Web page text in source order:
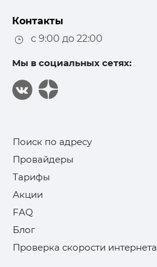
Контакты
с 9:00 до 22:00
Мы в социальных сетях:
Поиск по адресу
Провайдеры
Тарифы
Акции
FAQ
Блог
Проверка скорости интернета